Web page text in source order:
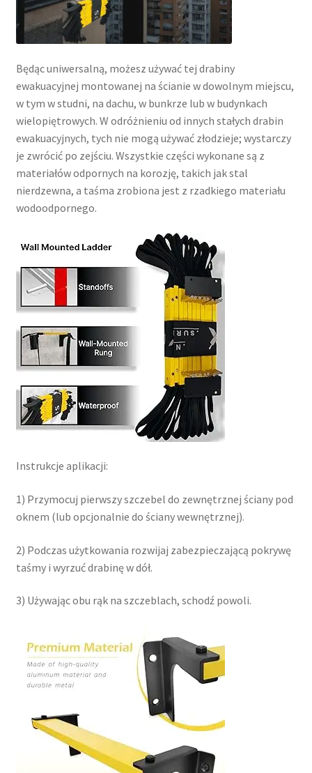
Będąc uniwersalną, możesz używać tej drabiny
ewakuacyjnej montowanej na ścianie w dowolnym miejscu,
w tym w studni, na dachu, w bunkrze lub w budynkach
wielopiętrowych. W odróżnieniu od innych stałych drabin
ewakuacyjnych, tych nie mogą używać złodzieje; wystarczy
je zwrócić po zejściu. Wszystkie części wykonane są z
materiałów odpornych na korozję, takich jak stal
nierdzewna, a taśma zrobiona jest z rzadkiego materiału
wodoodpornego.
Instrukcje aplikacji:
1) Przymocuj pierwszy szczebel do zewnętrznej ściany pod
oknem (lub opcjonalnie do ściany wewnętrznej).
2) Podczas użytkowania rozwijaj zabezpieczającą pokrywę
taśmy i wyrzuć drabinę w dół.
3) Używając obu rąk na szczeblach, schodź powoli.